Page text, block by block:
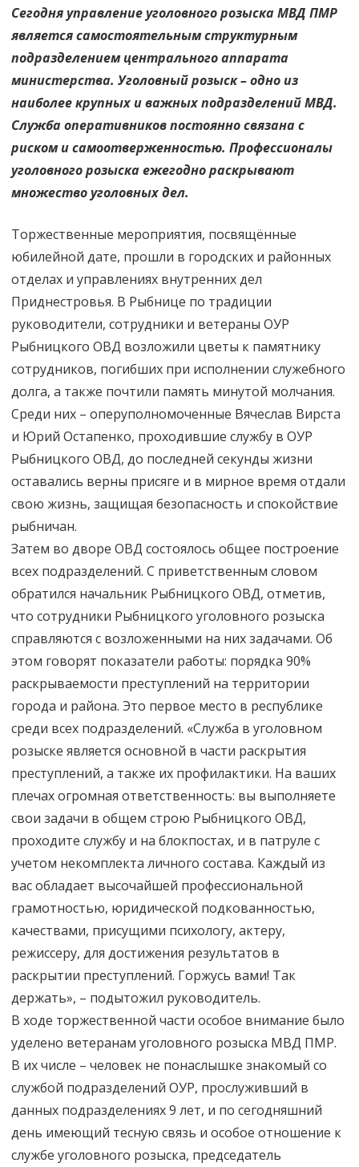
Сегодня управление уголовного розыска МВД ПМР
является самостоятельным структурным
подразделением центрального аппарата
министерства. Уголовный розыск – одно из
наиболее крупных и важных подразделений МВД.
Служба оперативников постоянно связана с
риском и самоотверженностью. Профессионалы
уголовного розыска ежегодно раскрывают
множество уголовных дел.
Торжественные мероприятия, посвящённые
юбилейной дате, прошли в городских и районных
отделах и управлениях внутренних дел
Приднестровья. В Рыбнице по традиции
руководители, сотрудники и ветераны ОУР
Рыбницкого ОВД возложили цветы к памятнику
сотрудников, погибших при исполнении служебного
долга, а также почтили память минутой молчания.
Среди них – оперуполномоченные Вячеслав Вирста
и Юрий Остапенко, проходившие службу в ОУР
Рыбницкого ОВД, до последней секунды жизни
оставались верны присяге и в мирное время отдали
свою жизнь, защищая безопасность и спокойствие
рыбничан.
Затем во дворе ОВД состоялось общее построение
всех подразделений. С приветственным словом
обратился начальник Рыбницкого ОВД, отметив,
что сотрудники Рыбницкого уголовного розыска
справляются с возложенными на них задачами. Об
этом говорят показатели работы: порядка 90%
раскрываемости преступлений на территории
города и района. Это первое место в республике
среди всех подразделений. «Служба в уголовном
розыске является основной в части раскрытия
преступлений, а также их профилактики. На ваших
плечах огромная ответственность: вы выполняете
свои задачи в общем строю Рыбницкого ОВД,
проходите службу и на блокпостах, и в патруле с
учетом некомплекта личного состава. Каждый из
вас обладает высочайшей профессиональной
грамотностью, юридической подкованностью,
качествами, присущими психологу, актеру,
режиссеру, для достижения результатов в
раскрытии преступлений. Горжусь вами! Так
держать», – подытожил руководитель.
В ходе торжественной части особое внимание было
уделено ветеранам уголовного розыска МВД ПМР.
В их числе – человек не понаслышке знакомый со
службой подразделений ОУР, прослуживший в
данных подразделениях 9 лет, и по сегодняшний
день имеющий тесную связь и особое отношение к
службе уголовного розыска, председатель